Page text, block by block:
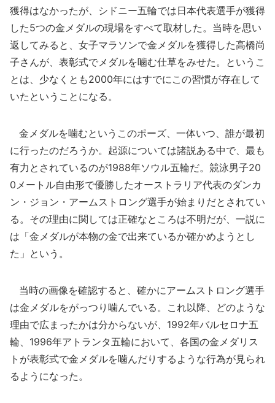
獲得はなかったが、シドニー五輪では日本代表選手が獲得
した5つの金メダルの現場をすべて取材した。当時を思い
返してみると、女子マラソンで金メダルを獲得した高橋尚
子さんが、表彰式でメダルを噛む仕草をみせた。というこ
とは、少なくとも2000年にはすでにこの習慣が存在して
いたということになる。
金メダルを噛むというこのポーズ、一体いつ、誰が最初
に行ったのだろうか。起源については諸説ある中で、最も
有力とされているのが1988年ソウル五輪だ。競泳男子20
0メートル自由形で優勝したオーストラリア代表のダンカ
ン・ジョン・アームストロング選手が始まりだとされてい
る。その理由に関しては正確なところは不明だが、一説に
は「金メダルが本物の金で出来ているか確かめようとし
た」という。
当時の画像を確認すると、確かにアームストロング選手
は金メダルをがっつり噛んでいる。これ以降、どのような
理由で広まったかは分からないが、1992年バルセロナ五
輪、1996年アトランタ五輪において、各国の金メダリス
トが表彰式で金メダルを噛んだりするような行為が見られ
るようになった。